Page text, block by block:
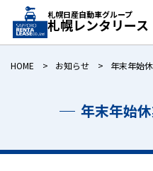
札幌日産自動車グループ
札幌レンタリース
HOME お知らせ 年末年始
年末年始